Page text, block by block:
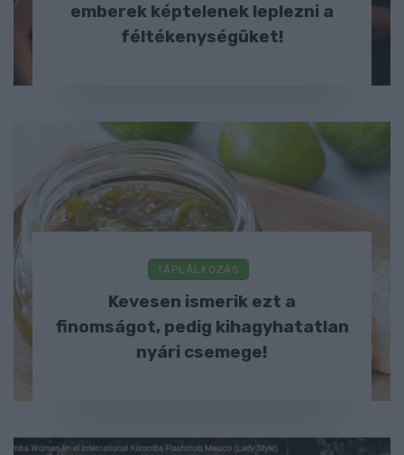
emberek képtelenek leplezni a
féltékenységüket!
TÁPLÁLKOZÁS
Kevesen ismerik ezt a
finomságot, pedig kihagyhatatlan
nyári csemege!